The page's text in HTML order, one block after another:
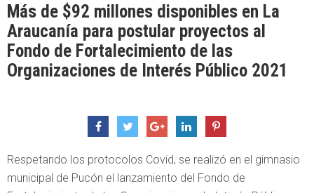
Más de $92 millones disponibles en La
Araucanía para postular proyectos al
Fondo de Fortalecimiento de las
Organizaciones de Interés Público 2021
Respetando los protocolos Covid, se realizó en el gimnasio
municipal de Pucón el lanzamiento del Fondo de